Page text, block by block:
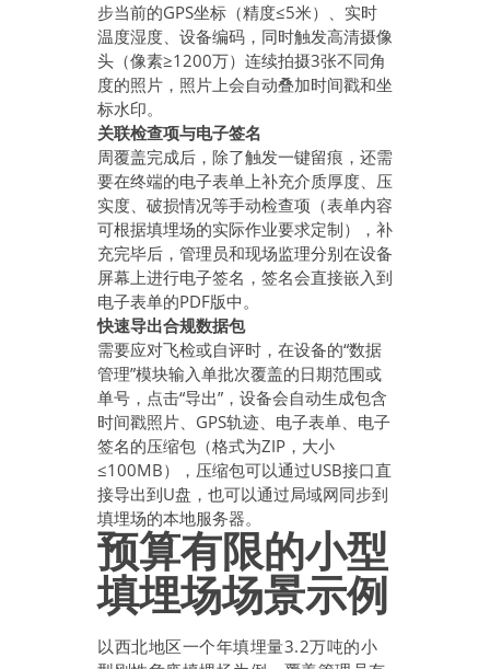
步当前的GPS坐标（精度≤5米）、实时
温度湿度、设备编码，同时触发高清摄像
头（像素≥1200万）连续拍摄3张不同角
度的照片，照片上会自动叠加时间戳和坐
标水印。
关联检查项与电子签名
周覆盖完成后，除了触发一键留痕，还需
要在终端的电子表单上补充介质厚度、压
实度、破损情况等手动检查项（表单内容
可根据填埋场的实际作业要求定制），补
充完毕后，管理员和现场监理分别在设备
屏幕上进行电子签名，签名会直接嵌入到
电子表单的PDF版中。
快速导出合规数据包
需要应对飞检或自评时，在设备的“数据
管理”模块输入单批次覆盖的日期范围或
单号，点击“导出”，设备会自动生成包含
时间戳照片、GPS轨迹、电子表单、电子
签名的压缩包（格式为ZIP，大小
≤100MB），压缩包可以通过USB接口直
接导出到U盘，也可以通过局域网同步到
填埋场的本地服务器。
预算有限的小型
填埋场场景示例
以西北地区一个年填埋量3.2万吨的小